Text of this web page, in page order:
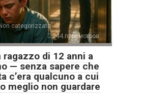
categorizzato
244 просмотров
di 12 anni a
— senza sapere che
c’era qualcuno a cui
meglio non guardare